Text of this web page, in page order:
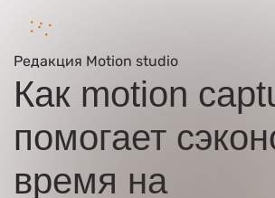
Редакция Motion studio
Как motion
помогает
время на